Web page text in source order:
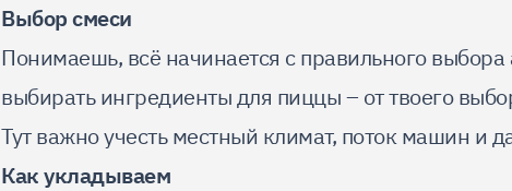
Выбор смеси
Понимаешь, всё начинается с правильного выбора
выбирать ингредиенты для пиццы – от твоего
Тут важно учесть местный климат, поток машин и
Как укладываем